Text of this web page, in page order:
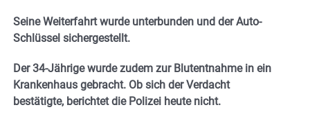
Seine Weiterfahrt wurde unterbunden und der Auto-
Schlüssel sichergestellt.
Der 34-Jährige wurde zudem zur Blutentnahme in ein
Krankenhaus gebracht. Ob sich der Verdacht
bestätigte, berichtet die Polizei heute nicht.